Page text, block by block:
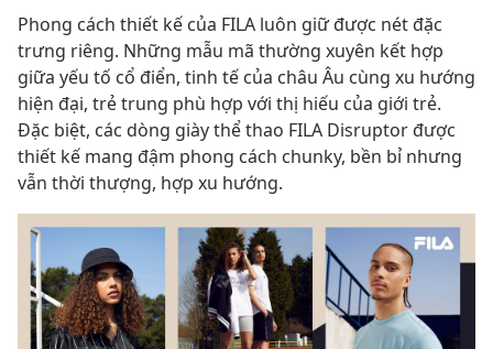
Phong cách thiết kế của FILA luôn giữ được nét đặc
trưng riêng. Những mẫu mã thường xuyên kết hợp
giữa yếu tố cổ điển, tinh tế của châu Âu cùng xu hướng
hiện đại, trẻ trung phù hợp với thị hiếu của giới trẻ.
Đặc biệt, các dòng giày thể thao FILA Disruptor được
thiết kế mang đậm phong cách chunky, bền bỉ nhưng
vẫn thời thượng, hợp xu hướng.